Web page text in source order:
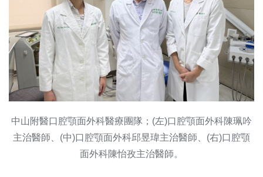
中山附醫口腔顎面外科醫療團隊；(左)口腔顎面外科陳珮吟
主治醫師、(中)口腔顎面外科邱昱瑋主治醫師、(右)口腔顎
面外科陳怡孜主治醫師。